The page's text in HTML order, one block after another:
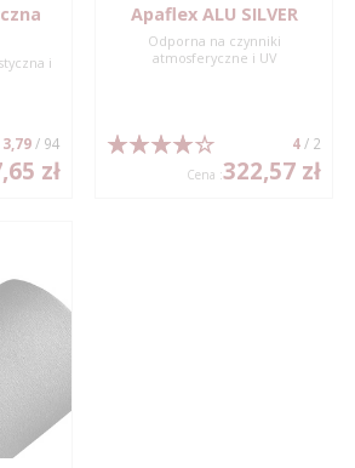
i
3,79/ 94
zł
Apaflex ALU SILVER
Odporna na czynniki
atmosferyczne i UV
4/ 2
Cena :322,57 zł